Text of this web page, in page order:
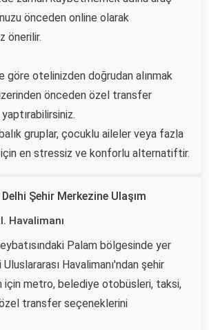
önceden online olarak
önerilir.
göre otelinizden doğrudan alınmak
önceden özel transfer
gruplar, çocuklu aileler veya fazla
için en stressiz ve konforlu alternatiftir.
Şehir Merkezine Ulaşım
Havalimanı
Palam bölgesinde yer
Havalimanı'ndan şehir
için metro, belediye otobüsleri, taksi,
transfer seçeneklerini